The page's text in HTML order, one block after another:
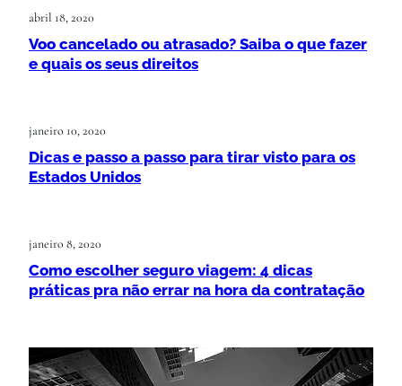
abril 18, 2020
Voo cancelado ou atrasado? Saiba o que fazer
e quais os seus direitos
janeiro 10, 2020
Dicas e passo a passo para tirar visto para os
Estados Unidos
janeiro 8, 2020
Como escolher seguro viagem: 4 dicas
práticas pra não errar na hora da contratação